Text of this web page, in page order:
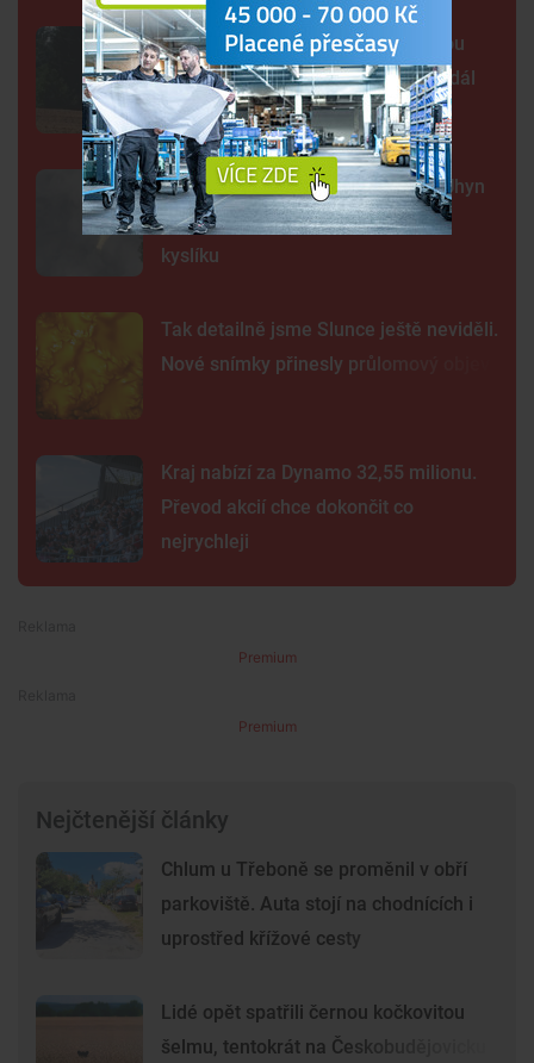
Šelma na jihu Čech? Záběry mohou
zachycovat kočku, policie hlášení dál
prověřuje
Sto mrtvých ryb v centru Budějc. Úhyn
mohl způsobit déšť a nedostatek
kyslíku
Tak detailně jsme Slunce ještě neviděli.
Nové snímky přinesly průlomový objev
Kraj nabízí za Dynamo 32,55 milionu.
Převod akcií chce dokončit co
nejrychleji
Premium
Premium
Nejčtenější články
Chlum u Třeboně se proměnil v obří
parkoviště. Auta stojí na chodnících i
uprostřed křížové cesty
Lidé opět spatřili černou kočkovitou
šelmu, tentokrát na Českobudějovicku